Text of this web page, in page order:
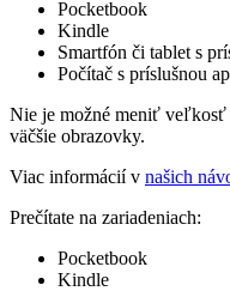
Pocketbook
Kindle
Smartfón či tablet s
Počítač s príslušnou
Nie je možné meniť veľkosť
väčšie obrazovky.
Viac informácií v našich
Prečítate na zariadeniach:
Pocketbook
Kindle